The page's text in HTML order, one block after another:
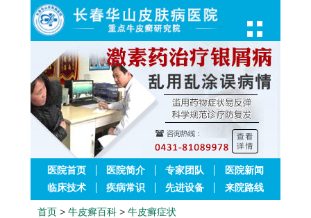
医院首页 医院简介 专家团队
医院新闻
临床技术
疾病常识 先进设备 来院路线
首页 > 牛皮癣百科 > 牛皮癣症状